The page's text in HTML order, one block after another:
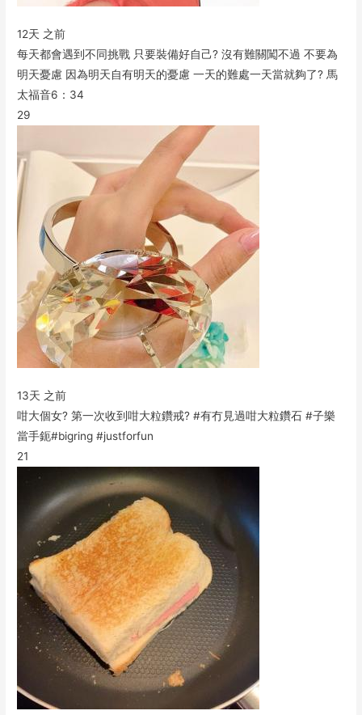
12天 之前
每天都會遇到不同挑戰 只要裝備好自己? 沒有難關闖不過 不要為
明天憂慮 因為明天自有明天的憂慮 一天的難處一天當就夠了? 馬
太福音6：34
29
13天 之前
咁大個女? 第一次收到咁大粒鑽戒? #有冇見過咁大粒鑽石 #子樂
當手鈪#bigring #justforfun
21